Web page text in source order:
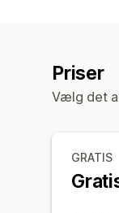
Priser
Vælg det
GRATIS